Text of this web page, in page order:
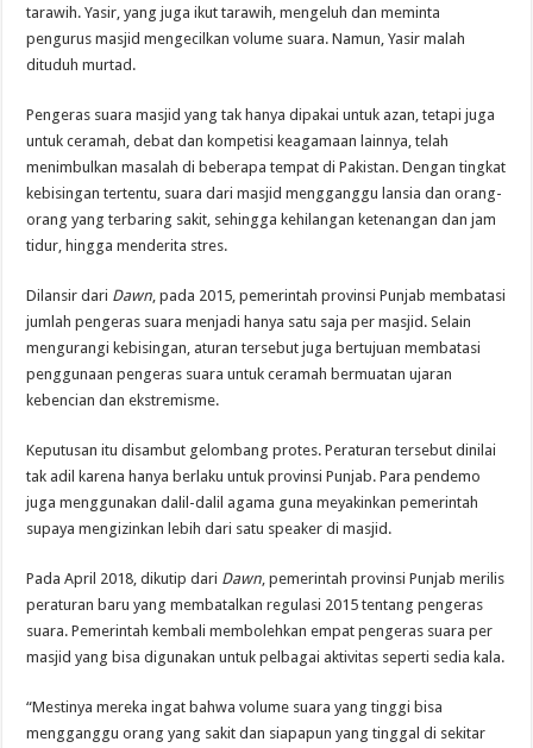
tarawih. Yasir, yang juga ikut tarawih, mengeluh dan meminta
pengurus masjid mengecilkan volume suara. Namun, Yasir malah
dituduh murtad.
Pengeras suara masjid yang tak hanya dipakai untuk azan, tetapi juga
untuk ceramah, debat dan kompetisi keagamaan lainnya, telah
menimbulkan masalah di beberapa tempat di Pakistan. Dengan tingkat
kebisingan tertentu, suara dari masjid mengganggu lansia dan orang-
orang yang terbaring sakit, sehingga kehilangan ketenangan dan jam
tidur, hingga menderita stres.
Dilansir dari Dawn , pada 2015, pemerintah provinsi Punjab membatasi
jumlah pengeras suara menjadi hanya satu saja per masjid. Selain
mengurangi kebisingan, aturan tersebut juga bertujuan membatasi
penggunaan pengeras suara untuk ceramah bermuatan ujaran
kebencian dan ekstremisme.
Keputusan itu disambut gelombang protes. Peraturan tersebut dinilai
tak adil karena hanya berlaku untuk provinsi Punjab. Para pendemo
juga menggunakan dalil-dalil agama guna meyakinkan pemerintah
supaya mengizinkan lebih dari satu speaker di masjid.
Pada April 2018, dikutip dari Dawn , pemerintah provinsi Punjab merilis
peraturan baru yang membatalkan regulasi 2015 tentang pengeras
suara. Pemerintah kembali membolehkan empat pengeras suara per
masjid yang bisa digunakan untuk pelbagai aktivitas seperti sedia kala.
“Mestinya mereka ingat bahwa volume suara yang tinggi bisa
mengganggu orang yang sakit dan siapapun yang tinggal di sekitar